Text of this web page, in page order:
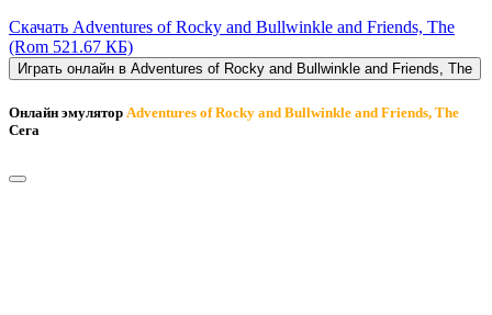
Скачать Adventures of Rocky and Bullwinkle and Friends, The
(Rom 521.67 КБ)
Играть онлайн в Adventures of Rocky and Bullwinkle and Friends, The
Онлайн эмулятор Adventures of Rocky and Bullwinkle and Friends, The
Сега